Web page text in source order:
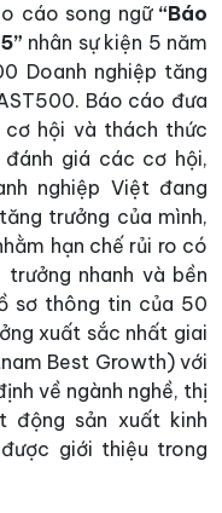
cáo song ngữ “Báo
nhân sự kiện 5 năm
Doanh nghiệp tăng
Báo cáo đưa
cơ hội và thách thức
giá các cơ hội,
nghiệp Việt đang
trưởng của mình,
hạn chế rủi ro có
nhanh và bền
sơ thông tin của 50
xuất sắc nhất giai
Best Growth) với
về ngành nghề, thị
động sản xuất kinh
giới thiệu trong